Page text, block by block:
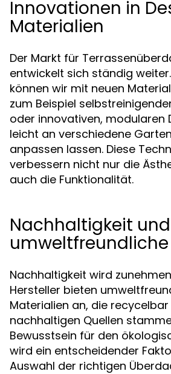
Innovationen in
Materialien
Der Markt für
entwickelt sich ständig
können wir mit neuen
zum Beispiel
oder innovativen, modularen
leicht an verschiedene
anpassen lassen. Diese
verbessern nicht nur die
auch die Funktionalität.
Nachhaltigkeit und
Nachhaltigkeit wird
Hersteller bieten
Materialien an, die
nachhaltigen Quellen
Bewusstsein für den
wird ein entscheidender
Auswahl der richtigen